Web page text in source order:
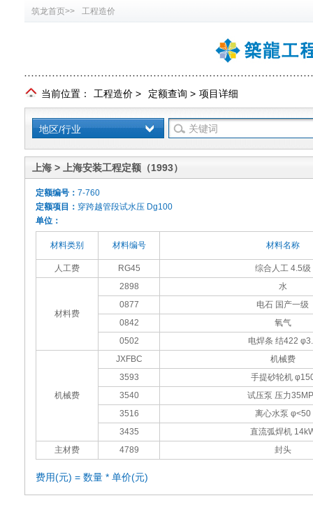
筑龙首页>> 工程造价
当前位置： 工程造价 > 定额查询 > 项目详细
地区/行业
上海 > 上海安装工程定额（1993）
定额编号： 7-760
定额项目： 穿跨越管段试水压 Dg100
单位：
材料类别 材料编号 材料名称
人工费 RG45 综合人工 4.5级
材料费
2898
水
0877
电石 国产一级
0842
氧气
0502
电焊条 结422
机械费
JXFBC
机械费
3593
手提砂轮机
3540
试压泵 压力
3516
离心水泵 φ<50
3435
直流弧焊机
主材费
4789 封头
费用(元) = 数量 * 单价(元)